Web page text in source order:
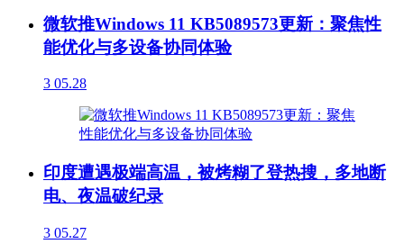
微软推Windows 11 KB5089573更新：聚焦性
能优化与多设备协同体验
3 05.28
印度遭遇极端高温，被烤糊了登热搜，多地断
电、夜温破纪录
3 05.27